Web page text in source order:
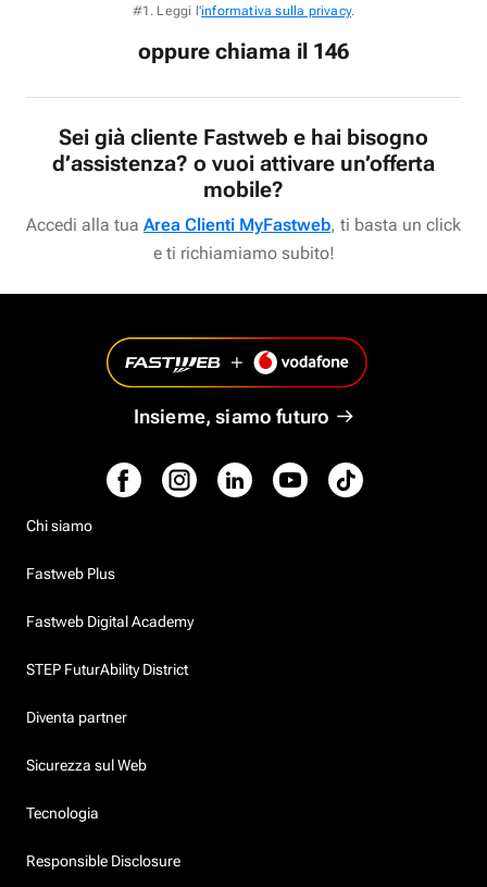
#1. Leggi l'informativa sulla privacy.
oppure chiama il 146
Sei già cliente Fastweb e hai bisogno
d’assistenza? o vuoi attivare un’offerta
mobile?
Accedi alla tua Area Clienti MyFastweb, ti basta un click
e ti richiamiamo subito!
Insieme, siamo futuro
Chi siamo
Fastweb Plus
Fastweb Digital Academy
STEP FuturAbility District
Diventa partner
Sicurezza sul Web
Tecnologia
Responsible Disclosure